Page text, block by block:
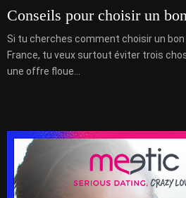
Conseils pour choisir un
Si tu cherches comment choisir un
France, tu veux surtout éviter trois
une offre floue...